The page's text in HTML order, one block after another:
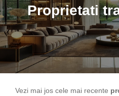
Proprietati
Vezi mai jos cele mai recente